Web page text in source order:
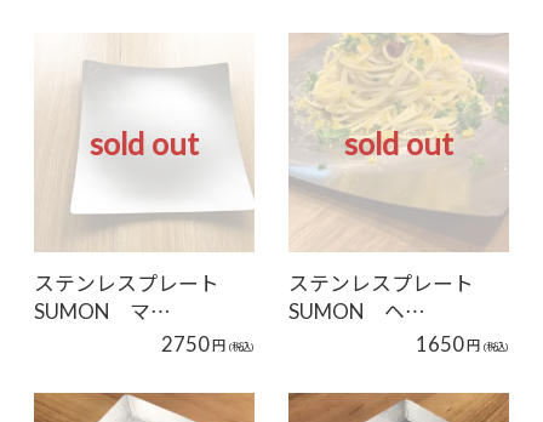
sold out
ステンレスプレート
SUMON マ…
2750円 (税込)
sold out
ステンレスプレート
SUMON ヘ…
1650円 (税込)